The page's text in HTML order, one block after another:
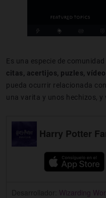
Es una especie de
citas, acertijos, puzles,
pueda ocurrir relacionada
una varita y unos hechizos, y
Harry Potter
Wizarding